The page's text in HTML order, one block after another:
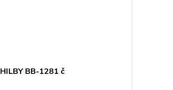
HILBY BB-1281 č